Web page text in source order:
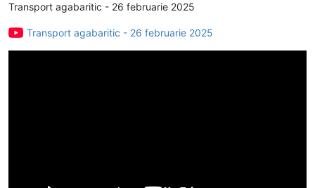
Transport agabaritic - 26 februarie 2025
Transport agabaritic - 26 februarie 2025